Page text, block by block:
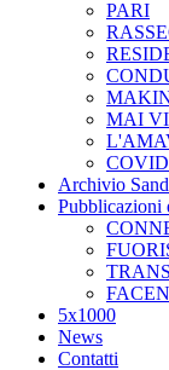
PARI
MAI
Archivio
Pubblicazioni
5x1000
News
Contatti